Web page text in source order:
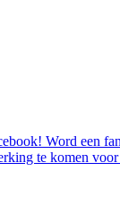
Word een
te komen